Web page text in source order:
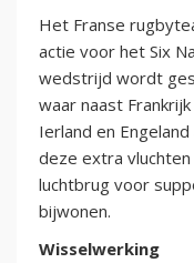
Het Franse
actie voor het Six
wedstrijd wordt
waar naast
Ierland en
deze extra
luchtbrug voor
bijwonen.
Wisselwerking